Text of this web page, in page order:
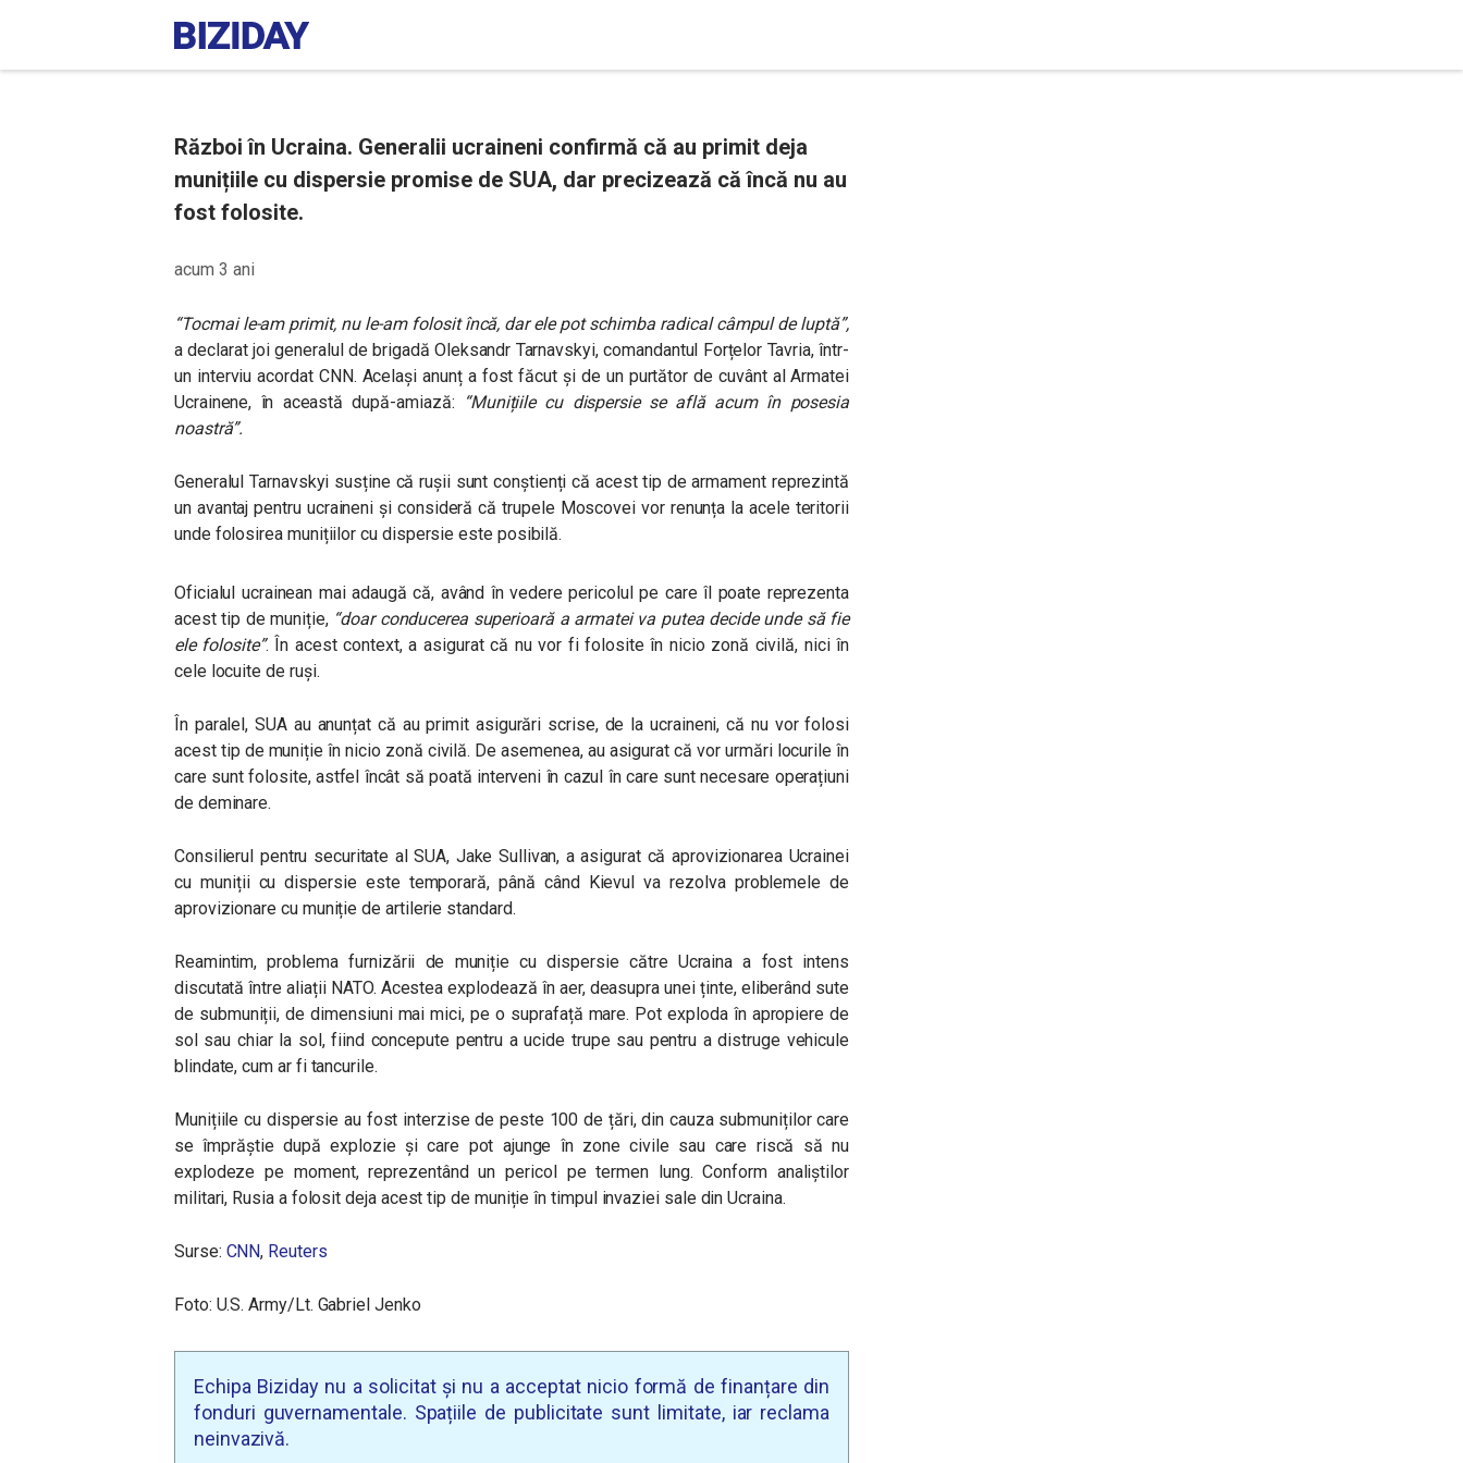
Război în Ucraina. Generalii ucraineni confirmă că au primit deja
munițiile cu dispersie promise de SUA, dar precizează că încă nu au
fost folosite.
acum 3 ani
“Tocmai le-am primit, nu le-am folosit încă, dar ele pot schimba radical câmpul de luptă”,
a declarat joi generalul de brigadă Oleksandr Tarnavskyi, comandantul Forțelor Tavria, într-
un interviu acordat CNN. Același anunț a fost făcut și de un purtător de cuvânt al Armatei
Ucrainene, în această după-amiază:
“Munițiile cu dispersie se află acum în posesia
noastră”.
Generalul Tarnavskyi susține că rușii sunt conștienți că acest tip de armament reprezintă
un avantaj pentru ucraineni și consideră că trupele Moscovei vor renunța la acele teritorii
unde folosirea munițiilor cu dispersie este posibilă.
Oficialul ucrainean mai adaugă că, având în vedere pericolul pe care îl poate reprezenta
acest tip de muniție, “doar conducerea superioară a armatei va putea decide unde să fie
ele folosite”. În acest context, a asigurat că nu vor fi folosite în nicio zonă civilă, nici în
cele locuite de ruși.
În paralel, SUA au anunțat că au primit asigurări scrise, de la ucraineni, că nu vor folosi
acest tip de muniție în nicio zonă civilă. De asemenea, au asigurat că vor urmări locurile în
care sunt folosite, astfel încât să poată interveni în cazul în care sunt necesare operațiuni
de deminare.
Consilierul pentru securitate al SUA, Jake Sullivan, a asigurat că aprovizionarea Ucrainei
cu muniții cu dispersie este temporară, până când Kievul va rezolva problemele de
aprovizionare cu muniție de artilerie standard.
Reamintim, problema furnizării de muniție cu dispersie către Ucraina a fost intens
discutată între aliații NATO. Acestea explodează în aer, deasupra unei ținte, eliberând sute
de submuniții, de dimensiuni mai mici, pe o suprafață mare. Pot exploda în apropiere de
sol sau chiar la sol, fiind concepute pentru a ucide trupe sau pentru a distruge vehicule
blindate, cum ar fi tancurile.
Munițiile cu dispersie au fost interzise de peste 100 de țări, din cauza submuniților care
se împrăștie după explozie și care pot ajunge în zone civile sau care riscă să nu
explodeze pe moment, reprezentând un pericol pe termen lung. Conform analiștilor
militari, Rusia a folosit deja acest tip de muniție în timpul invaziei sale din Ucraina.
Surse: CNN, Reuters
Foto: U.S. Army/Lt. Gabriel Jenko
Echipa Biziday nu a solicitat și nu a acceptat nicio formă de finanțare din
fonduri guvernamentale. Spațiile de publicitate sunt limitate, iar reclama
neinvazivă.